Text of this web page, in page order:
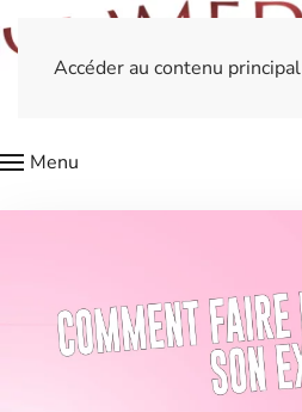
Accéder au contenu principal
Menu